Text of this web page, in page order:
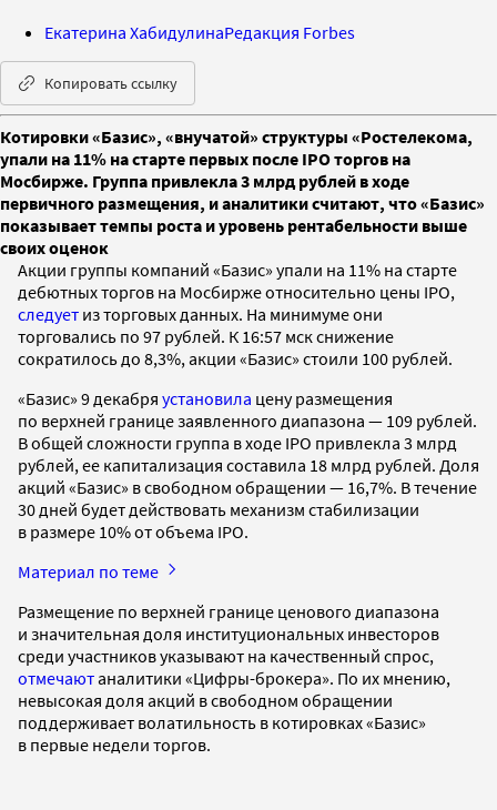
Екатерина ХабидулинаРедакция Forbes
Копировать ссылку
Котировки «Базис», «внучатой» структуры «Ростелекома,
упали на 11% на старте первых после IPO торгов на
Мосбирже. Группа привлекла 3 млрд рублей в ходе
первичного размещения, и аналитики считают, что «Базис»
показывает темпы роста и уровень рентабельности выше
своих оценок
Акции группы компаний «Базис» упали на 11% на старте
дебютных торгов на Мосбирже относительно цены IPO,
следует из торговых данных. На минимуме они
торговались по 97 рублей. К 16:57 мск снижение
сократилось до 8,3%, акции «Базис» стоили 100 рублей.
«Базис» 9 декабря установила цену размещения
по верхней границе заявленного диапазона — 109 рублей.
В общей сложности группа в ходе IPO привлекла 3 млрд
рублей, ее капитализация составила 18 млрд рублей. Доля
акций «Базис» в свободном обращении — 16,7%. В течение
30 дней будет действовать механизм стабилизации
в размере 10% от объема IPO.
Материал по теме
Размещение по верхней границе ценового диапазона
и значительная доля институциональных инвесторов
среди участников указывают на качественный спрос,
отмечаютаналитики «Цифры-брокера». По их мнению,
невысокая доля акций в свободном обращении
поддерживает волатильность в котировках «Базис»
в первые недели торгов.